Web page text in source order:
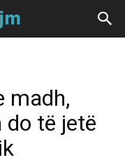
madh,
do të jetë